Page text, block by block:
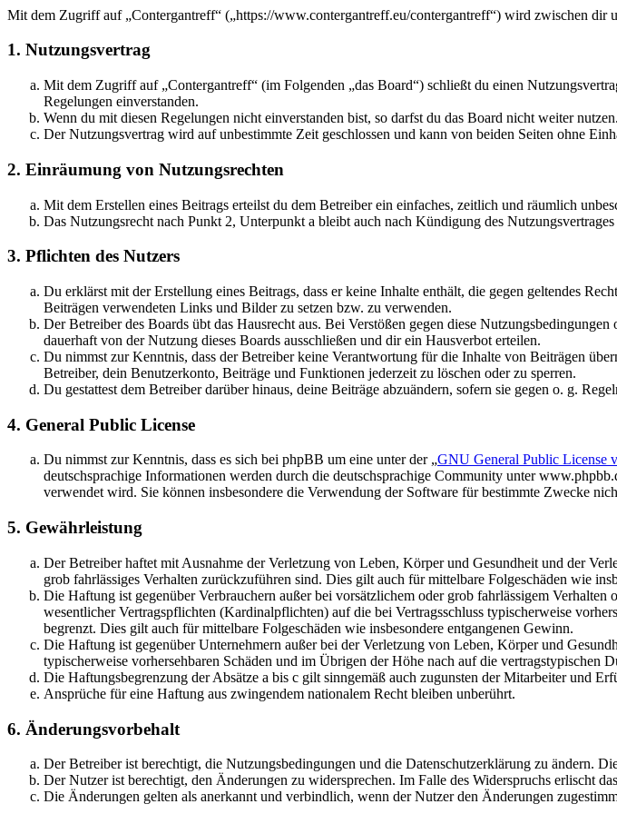
Mit dem Zugriff auf „Contergantreff“ („https://www.contergantreff.eu/contergantreff“) wird zwischen dir
1. Nutzungsvertrag
Mit dem Zugriff auf „Contergantreff“ (im Folgenden „das Board“) schließt du einen
Regelungen einverstanden.
Wenn du mit diesen Regelungen nicht einverstanden bist, so darfst du das Board nicht weiter
Der Nutzungsvertrag wird auf unbestimmte Zeit geschlossen und kann von beiden Seiten ohne
2. Einräumung von Nutzungsrechten
Mit dem Erstellen eines Beitrags erteilst du dem Betreiber ein einfaches, zeitlich und räumlich
Das Nutzungsrecht nach Punkt 2, Unterpunkt a bleibt auch nach Kündigung des Nutzungsvertrages
3. Pflichten des Nutzers
Du erklärst mit der Erstellung eines Beitrags, dass er keine Inhalte enthält, die gegen geltendes
Beiträgen verwendeten Links und Bilder zu setzen bzw. zu verwenden.
Der Betreiber des Boards übt das Hausrecht aus. Bei Verstößen gegen diese
dauerhaft von der Nutzung dieses Boards ausschließen und dir ein Hausverbot erteilen.
Du nimmst zur Kenntnis, dass der Betreiber keine Verantwortung für die Inhalte von Beiträgen
Betreiber, dein Benutzerkonto, Beiträge und Funktionen jederzeit zu löschen oder zu sperren.
Du gestattest dem Betreiber darüber hinaus, deine Beiträge abzuändern, sofern sie gegen o. g.
4. General Public License
Du nimmst zur Kenntnis, dass es sich bei phpBB um eine unter der „GNU General Public License
deutschsprachige Informationen werden durch die deutschsprachige Community unter
verwendet wird. Sie können insbesondere die Verwendung der Software für bestimmte Zwecke
5. Gewährleistung
Der Betreiber haftet mit Ausnahme der Verletzung von Leben, Körper und Gesundheit und der
grob fahrlässiges Verhalten zurückzuführen sind. Dies gilt auch für mittelbare Folgeschäden wie
Die Haftung ist gegenüber Verbrauchern außer bei vorsätzlichem oder grob fahrlässigem
wesentlicher Vertragspflichten (Kardinalpflichten) auf die bei Vertragsschluss typischerweise
begrenzt. Dies gilt auch für mittelbare Folgeschäden wie insbesondere entgangenen Gewinn.
Die Haftung ist gegenüber Unternehmern außer bei der Verletzung von Leben, Körper und
typischerweise vorhersehbaren Schäden und im Übrigen der Höhe nach auf die vertragstypischen
Die Haftungsbegrenzung der Absätze a bis c gilt sinngemäß auch zugunsten der Mitarbeiter und
Ansprüche für eine Haftung aus zwingendem nationalem Recht bleiben unberührt.
6. Änderungsvorbehalt
Der Betreiber ist berechtigt, die Nutzungsbedingungen und die Datenschutzerklärung zu ändern.
Der Nutzer ist berechtigt, den Änderungen zu widersprechen. Im Falle des Widerspruchs erlischt
Die Änderungen gelten als anerkannt und verbindlich, wenn der Nutzer den Änderungen